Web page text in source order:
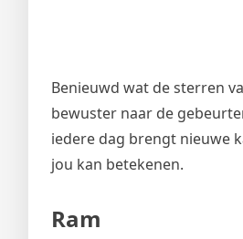
Benieuwd wat de sterren
bewuster naar de
iedere dag brengt nieuwe
jou kan betekenen.
Ram